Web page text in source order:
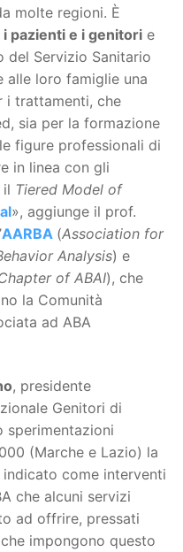
molte regioni. È
pazienti e i genitori e
del Servizio Sanitario
alle loro famiglie una
i trattamenti, che
sia per la formazione
figure professionali di
in linea con gli
il Tiered Model of
», aggiunge il prof.
AARBA (Association for
Analysis) e
of ABAI), che
la Comunità
ad ABA
, presidente
Genitori di
sperimentazioni
(Marche e Lazio) la
indicato come interventi
che alcuni servizi
ad offrire, pressati
impongono questo